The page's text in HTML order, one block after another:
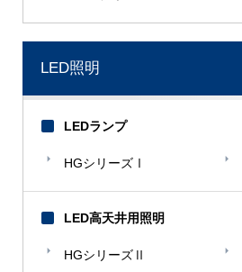
LED照明
LEDランプ
HGシリーズⅠ
LED高天井用照明
HGシリーズⅡ